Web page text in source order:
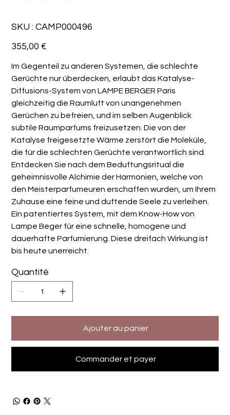
SKU : SKU
CAMP000496
CAMP000496
Prix
355,00 €
Im Gegenteil zu anderen Systemen, die schlechte
Gerüchte nur überdecken, erlaubt das Katalyse-
Diffusions-System von LAMPE BERGER Paris
gleichzeitig die Raumluft von unangenehmen
Gerüchen zu befreien, und im selben Augenblick
subtile Raumparfums freizusetzen. Die von der
Katalyse freigesetzte Wärme zerstört die Moleküle,
die für die schlechten Gerüchte verantwortlich sind.
Entdecken Sie nach dem Beduftungsritual die
geheimnisvolle Alchimie der Harmonien, welche von
den Meisterparfumeuren erschaffen wurden, um Ihrem
Zuhause eine feine und duftende Seele zu verleihen.
Ein patentiertes System, mit dem Know-How von
Lampe Beger für eine schnelle, homogene und
dauerhafte Parfumierung. Diese dreifach Wirkung ist
bis heute unerreicht.
Quantité
Ajouter au panier
Commander et payer